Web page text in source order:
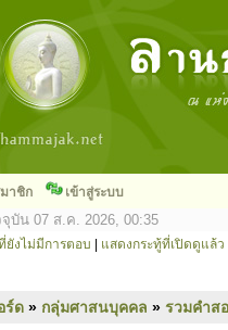
าชิก เข้าสู่ระบบ
จุบัน 07 ส.ค. 2026, 00:35
ยังไม่มีการตอบ แสดงกระทู้ที่เปิดดูแล้ว
ร์ด » กลุ่มศาสนบุคคล » รวมคำส